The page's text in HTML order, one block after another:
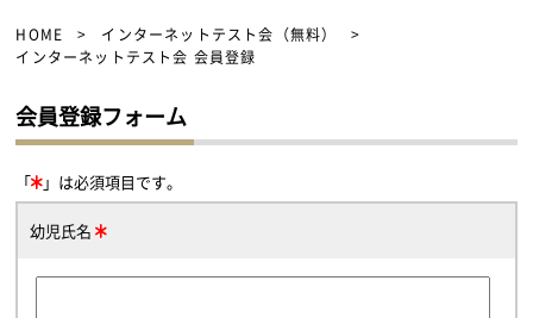
HOME
インターネットテスト会（無料）
インターネットテスト会 会員登録
会員登録フォーム
「 」は必須項目です。
幼児氏名